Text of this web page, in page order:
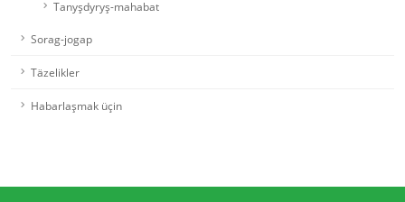
Tanyşdyryş-mahabat
Sorag-jogap
Täzelikler
Habarlaşmak üçin